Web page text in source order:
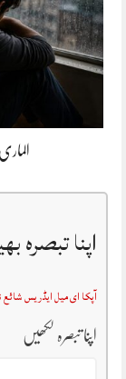
اپنا تبصرہ
آپکا ای میل ایڈریس شائع
اپنا تبصرہ لکھیں